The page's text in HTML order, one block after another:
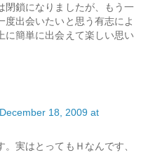
閉鎖になりましたが、もう一
度出会いたいと思う有志によ
に簡単に出会えて楽しい思い
December 18, 2009 at
実はとってもＨなんです、